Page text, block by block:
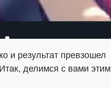
и результат превзошел
делимся с вами этим